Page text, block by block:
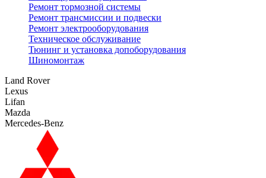
Ремонт тормозной системы
Ремонт трансмиссии и подвески
Ремонт электрооборудования
Техническое обслуживание
Тюнинг и установка допоборудования
Шиномонтаж
Land Rover
Lexus
Lifan
Mazda
Mercedes-Benz